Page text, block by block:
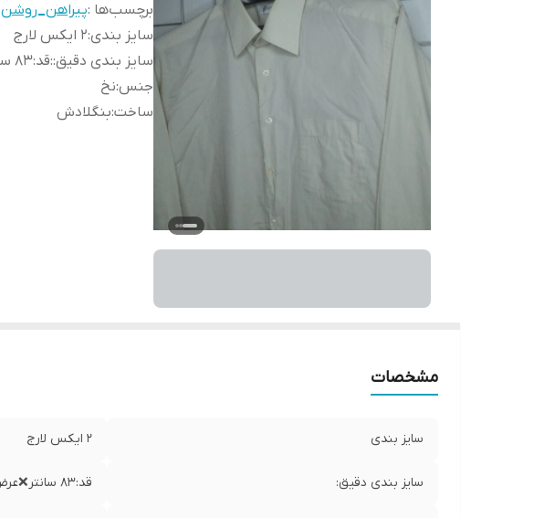
برچسب‌ها :پیراهن_روشن
سایز بندی:۲ ایکس لارج
سایز بندی دقیق::قد:۸۳ سانتر❌عرض سینه:۶۳ سانتر❌شانه:۵۰ سانتر
جنس:نخ
ساخت:بنگلادش
مشخصات
سایز بندی ۲ ایکس لارج
سایز بندی دقیق: قد:۸۳ سانتر❌عرض سینه:۶۳ سانتر❌شانه:۵۰ سانتر